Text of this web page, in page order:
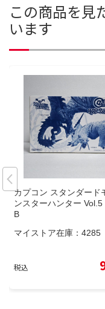
この商品を見
います
カプコン スタンダード
ンスターハンター Vol.5
B
マイストア在庫： 4285
税込